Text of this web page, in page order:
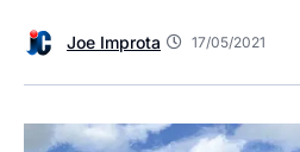
Joe Improta 17/05/2021